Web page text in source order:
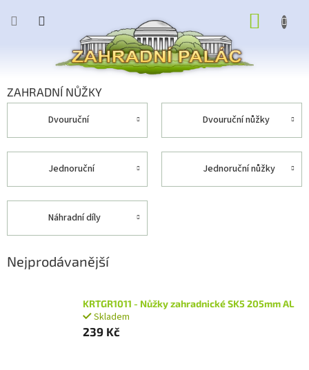
ZAHRADNÍ NŮŽKY
dvouruční dvouruční nůžky
jednoruční jednoruční nůžky
náhradní díly
Nejprodávanější
KRTGR1011 - Nůžky zahradnické SK5 205mm AL
Skladem
239 Kč